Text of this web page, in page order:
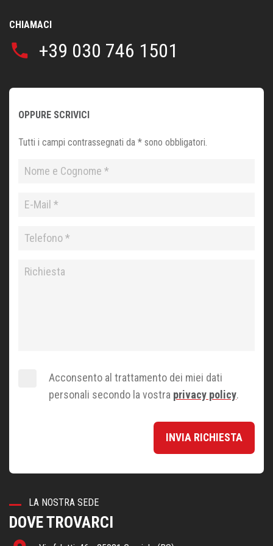
CHIAMACI
phone +39 030 746 1501
OPPURE SCRIVICI
Tutti i campi contrassegnati da * sono obbligatori.
Acconsento al trattamento dei miei dati
personali secondo la vostra privacy policy.
INVIA RICHIESTA
LA NOSTRA SEDE
DOVE TROVARCI